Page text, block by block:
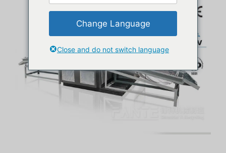
Hindi
Chinese
Change Language
Close and do not switch language